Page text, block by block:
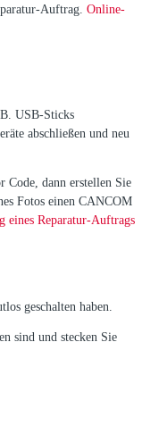
Auftrag.Online-
USB-Sticks
abschließen und neu
Code, dann erstellen Sie
Fotos einen CANCOM
eines Reparatur-Auftrags
geschalten haben.
sind und stecken Sie